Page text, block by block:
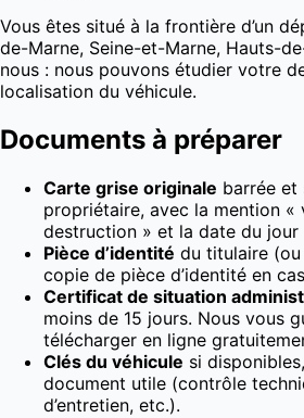
Vous êtes situé à la frontière d’un
de-Marne, Seine-et-Marne, Hauts-
nous : nous pouvons étudier votre
localisation du véhicule.
Documents à préparer
Carte grise originale barrée et
propriétaire, avec la mention «
destruction » et la date du jour
Pièce d’identité du titulaire
copie de pièce d’identité en
Certificat de situation
moins de 15 jours. Nous vous
télécharger en ligne
Clés du véhicule si
document utile (contrôle
d’entretien, etc.).